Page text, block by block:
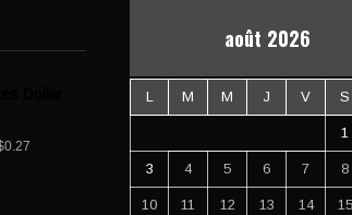
août 2026
L M M J V S
1
3 4 5 6 7 8
10 11 12 13 14 15